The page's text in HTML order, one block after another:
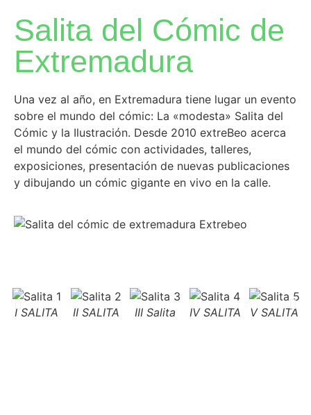
Salita del Cómic de
Extremadura
Una vez al año, en Extremadura tiene lugar un evento
sobre el mundo del cómic: La «modesta» Salita del
Cómic y la Ilustración. Desde 2010 extreBeo acerca
el mundo del cómic con actividades, talleres,
exposiciones, presentación de nuevas publicaciones
y dibujando un cómic gigante en vivo en la calle.
I SALITA II SALITA III Salita IV SALITA V SALITA